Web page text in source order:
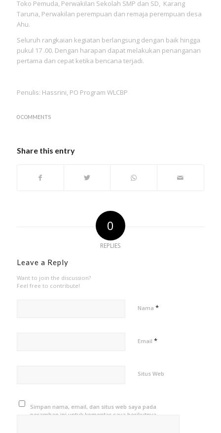
Toko Pemuda, Perwakilan Sekolah SMP dan SD, Karang
Taruna, Perwakilan perempuan dan remaja perempuan desa
Ahu.
Seluruh rangkaian kegiatan berlangsung dengan baik hingga
pukul 17 .00. Dengan harapan dapat melakukan penanganan
pertama dan cepat ketika bencana terjadi.
Penulis: Hassrini, PO Program WLCBP
0 COMMENTS
Share this entry
0
REPLIES
Leave a Reply
Want to join the discussion?
Feel free to contribute!
Nama *
Email *
Situs Web
Simpan nama, email, dan situs web saya pada
peramban ini untuk komentar saya berikutnya.